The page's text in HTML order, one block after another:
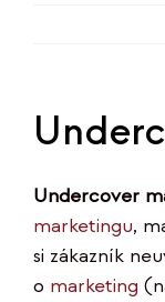
Undercover
marketingu,
si zákazník
o marketing